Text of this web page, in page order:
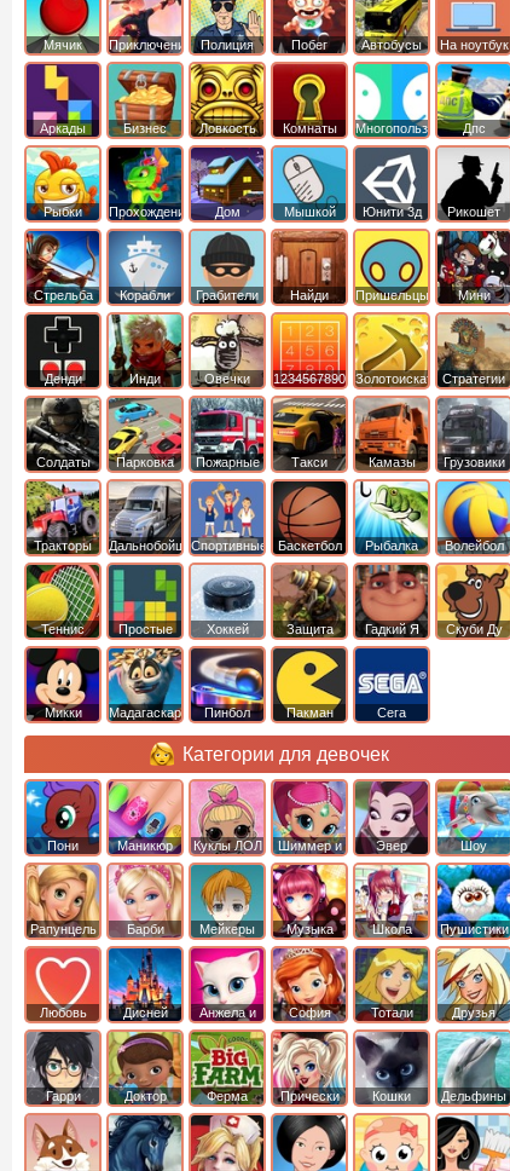
Мячик Приключения Полиция Побег Автобусы На ноутбук
Аркады
Бизнес
симуляторы
Ловкость Комнаты Многопользовательские
Дпс
Рыбки Прохождение Дом Мышкой Юнити 3д Рикошет
Cтрельба
из лука
Корабли Грабители
Найди
выход
Пришельцы Мини
Денди Инди
Овечки
идут домой
1234567890 ЗолотоискательСтратегии
Солдаты
Парковка
машин
Пожарные
машины
Такси Камазы Грузовики
Тракторы ДальнобойщикиСпортивные Баскетбол Рыбалка Волейбол
Теннис Простые Хоккей
Защита
башни
Гадкий Я Скуби Ду
Микки
Мадагаскар Пинбол Пакман Сега
Категории для девочек
Пони
креатор
Маникюр Куклы ЛОЛ
Шиммер и
Шайн
Эвер
Афтер Хай
Шоу
дельфинов
Рапунцель Барби Мейкеры Музыка Школа Пушистики
Любовь Дисней
Анжела и
том
София
Прекрасная
Тотали
Спайс
Друзья
ангелов
Гарри
Поттер
Доктор
Плюшева
Ферма Прически Кошки Дельфины